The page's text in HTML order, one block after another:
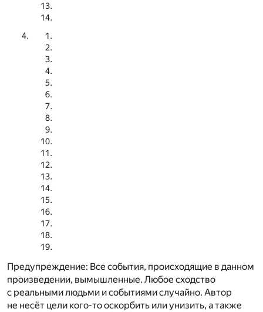
Предупреждение: Все события, происходящие в данном
произведении, вымышленные. Любое сходство
с реальными людьми и событиями случайно. Автор
не несёт цели кого-то оскорбить или унизить, а также